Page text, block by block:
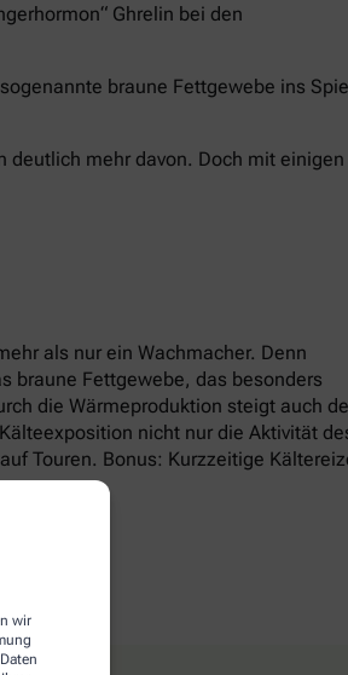
wir
Ghrelin bei den
braune Fettgewebe ins
deutlich mehr davon. Doch mit einigen
als nur ein Wachmacher. Denn
braune Fettgewebe, das besonders
die Wärmeproduktion steigt auch
nicht nur die Aktivität
Touren. Bonus: Kurzzeitige